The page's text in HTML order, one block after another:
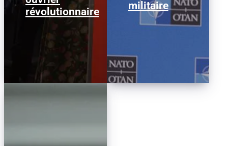
révolutionnaire
militaire